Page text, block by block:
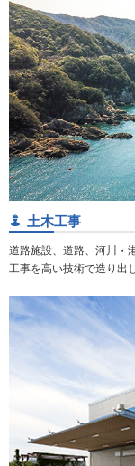
土木工事
道路施設、道路、河川・
工事を高い技術で造り出